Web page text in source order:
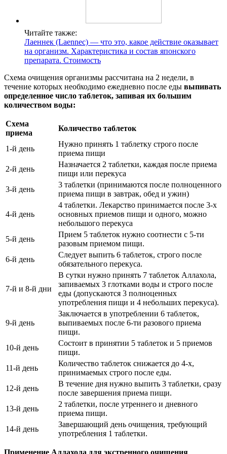
Читайте также:
Лаеннек (Laennec) — что это, какое действие оказывает
на организм. Характеристика и состав японского
препарата. Стоимость
Схема очищения организмы рассчитана на 2 недели, в
течение которых необходимо ежедневно после еды выпивать
определенное число таблеток, запивая их большим
количеством воды:
Схема
приема
Количество таблеток
1-й день
Нужно принять 1 таблетку строго после
приема пищи
2-й день
Назначается 2 таблетки, каждая после приема
пищи или перекуса
3-й день
3 таблетки (принимаются после полноценного
приема пищи в завтрак, обед и ужин)
4-й день
4 таблетки. Лекарство принимается после 3-х
основных приемов пищи и одного, можно
небольшого перекуса
5-й день
Прием 5 таблеток нужно соотнести с 5-ти
разовым приемом пищи.
6-й день
Следует выпить 6 таблеток, строго после
обязательного перекуса.
7-й и 8-й дни
В сутки нужно принять 7 таблеток Аллахола,
запиваемых 3 глотками воды и строго после
еды (допускаются 3 полноценных
употребления пищи и 4 небольших перекуса).
9-й день
Заключается в употреблении 6 таблеток,
выпиваемых после 6-ти разового приема
пищи.
10-й день
Состоит в принятии 5 таблеток и 5 приемов
пищи.
11-й день
Количество таблеток снижается до 4-х,
принимаемых строго после еды.
12-й день
В течение дня нужно выпить 3 таблетки, сразу
после завершения приема пищи.
13-й день
2 таблетки, после утреннего и дневного
приема пищи.
14-й день
Завершающий день очищения, требующий
употребления 1 таблетки.